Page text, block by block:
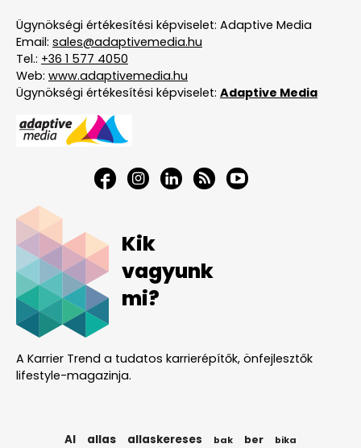
Ügynökségi értékesítési képviselet: Adaptive Media
Email: sales@adaptivemedia.hu
Tel.: +36 1 577 4050
Web: www.adaptivemedia.hu
Ügynökségi értékesítési képviselet: Adaptive Media
Kik
vagyunk
mi?
A Karrier Trend a tudatos karrierépítők, önfejlesztők
lifestyle-magazinja.
AI allas allaskereses bak ber bika